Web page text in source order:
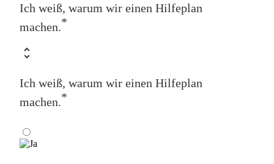
Ich weiß, warum wir einen Hilfeplan
machen. *
Ich weiß, warum wir einen Hilfeplan
machen.*